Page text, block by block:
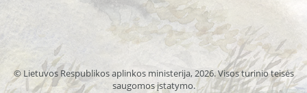
© Lietuvos Respublikos aplinkos ministerija, 2026. Visos turinio teisės
saugomos įstatymo.